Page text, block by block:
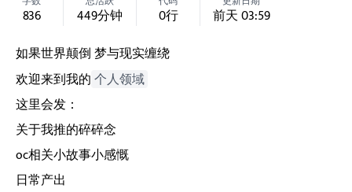
836 449分钟 0行
前天 03:59
如果世界颠倒 梦与现实缠绕
欢迎来到我的 个人领域
这里会发：
关于我推的碎碎念
oc相关小故事小感慨
日常产出